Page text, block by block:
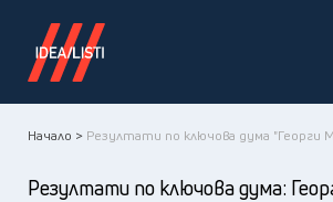
Начало > Резултати по ключова дума "Георги
Резултати по ключова дума: